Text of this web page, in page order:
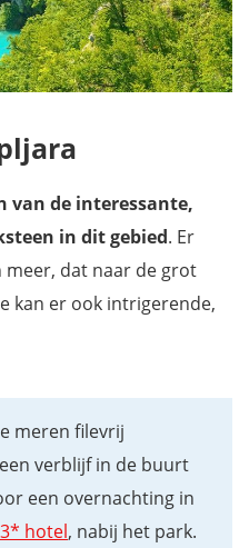
van de interessante,
in dit gebied. Er
dat naar de grot
kan er ook intrigerende,
meren filevrij
verblijf in de buurt
een overnachting in
hotel, nabij het park.